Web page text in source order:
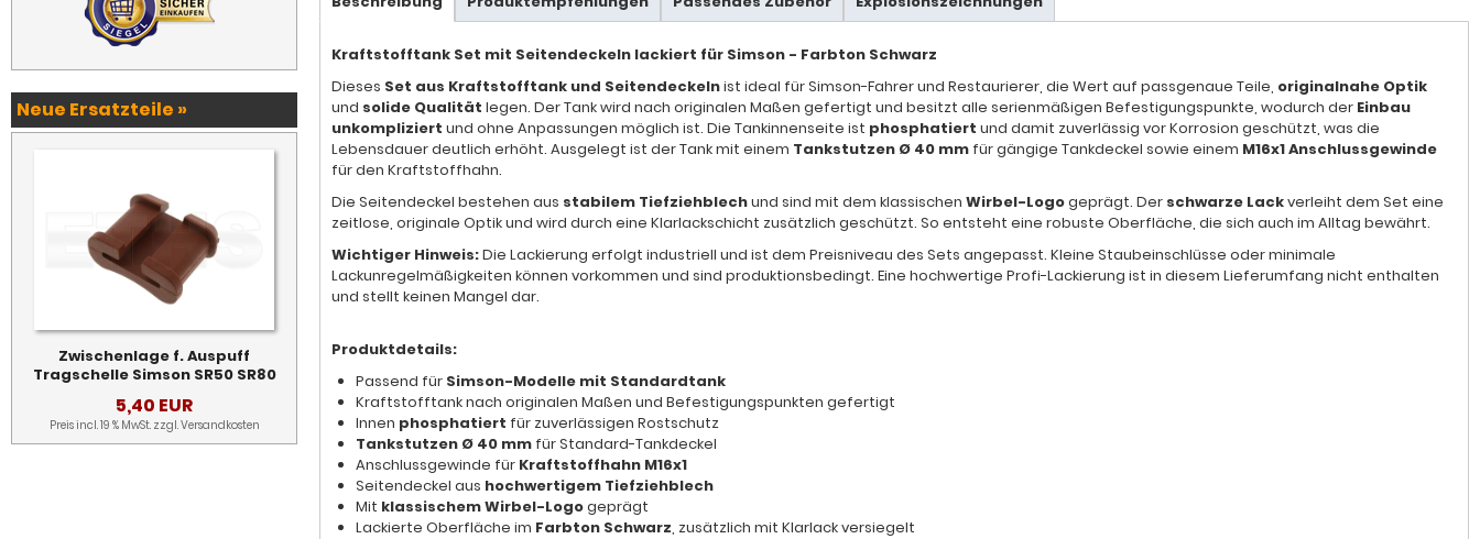
Kraftstofftank Set mit Seitendeckeln lackiert für Simson - Farbton Schwarz
Dieses Set aus Kraftstofftank und Seitendeckelnist ideal für Simson-Fahrer und Restaurierer, die Wert auf passgenaue Teile, originalnahe Optik
und solide Qualität legen. Der Tank wird nach originalen Maßen gefertigt und besitzt alle serienmäßigen Befestigungspunkte, wodurch der Einbau
unkompliziert und ohne Anpassungen möglich ist. Die Tankinnenseite ist phosphatiert und damit zuverlässig vor Korrosion geschützt, was die
Lebensdauer deutlich erhöht. Ausgelegt ist der Tank mit einem Tankstutzen Ø 40 mm für gängige Tankdeckel sowie einem M16x1 Anschlussgewinde
für den Kraftstoffhahn.
Die Seitendeckel bestehen aus stabilem Tiefziehblechund sind mit dem klassischen Wirbel-Logogeprägt. Der schwarze Lackverleiht dem Set eine
zeitlose, originale Optik und wird durch eine Klarlackschicht zusätzlich geschützt. So entsteht eine robuste Oberfläche, die sich auch im Alltag bewährt.
Wichtiger Hinweis:Die Lackierung erfolgt industriell und ist dem Preisniveau des Sets angepasst. Kleine Staubeinschlüsse oder minimale
Lackunregelmäßigkeiten können vorkommen und sind produktionsbedingt. Eine hochwertige Profi-Lackierung ist in diesem Lieferumfang nicht enthalten
und stellt keinen Mangel dar.
Produktdetails:
Passend für Simson-Modelle mit Standardtank
Kraftstofftank nach originalen Maßen und Befestigungspunkten gefertigt
Innen phosphatiert für zuverlässigen Rostschutz
Tankstutzen Ø 40 mm für Standard-Tankdeckel
Anschlussgewinde für Kraftstoffhahn M16x1
Seitendeckel aus hochwertigem Tiefziehblech
Mit klassischem Wirbel-Logogeprägt
Lackierte Oberfläche im Farbton Schwarz, zusätzlich mit Klarlack versiegelt
Neue Ersatzteile »
Zwischenlage f. Auspuff
Tragschelle Simson SR50 SR80
5,40 EUR
Preis incl. 19 % MwSt. zzgl.Versandkosten